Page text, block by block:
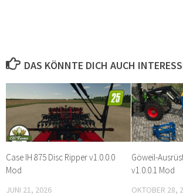
DAS KÖNNTE DICH AUCH
Case IH 875 Disc Ripper v1.0.0.0
Mod
JUNI 21, 2026
Göweil-
v1.0.0.1 Mod
OKTOBER 28,